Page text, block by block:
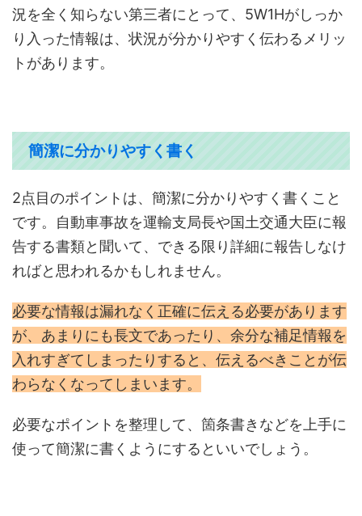
況を全く知らない第三者にとって、5W1Hがしっか
り入った情報は、状況が分かりやすく伝わるメリッ
トがあります。
簡潔に分かりやすく書く
2点目のポイントは、簡潔に分かりやすく書くこと
です。自動車事故を運輸支局長や国土交通大臣に報
告する書類と聞いて、できる限り詳細に報告しなけ
ればと思われるかもしれません。
必要な情報は漏れなく正確に伝える必要があります
が、あまりにも長文であったり、余分な補足情報を
入れすぎてしまったりすると、伝えるべきことが伝
わらなくなってしまいます。
必要なポイントを整理して、箇条書きなどを上手に
使って簡潔に書くようにするといいでしょう。